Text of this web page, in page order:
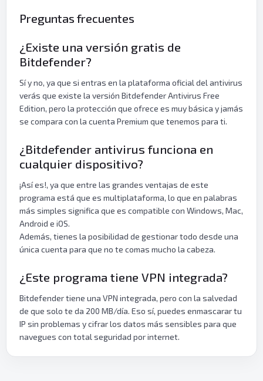
Preguntas frecuentes
¿Existe una versión gratis de
Bitdefender?
Sí y no, ya que si entras en la plataforma oficial del antivirus
verás que existe la versión Bitdefender Antivirus Free
Edition, pero la protección que ofrece es muy básica y jamás
se compara con la cuenta Premium que tenemos para ti.
¿Bitdefender antivirus funciona en
cualquier dispositivo?
¡Así es!, ya que entre las grandes ventajas de este
programa está que es multiplataforma, lo que en palabras
más simples significa que es compatible con Windows, Mac,
Android e iOS.
Además, tienes la posibilidad de gestionar todo desde una
única cuenta para que no te comas mucho la cabeza.
¿Este programa tiene VPN integrada?
Bitdefender tiene una VPN integrada, pero con la salvedad
de que solo te da 200 MB/día. Eso sí, puedes enmascarar tu
IP sin problemas y cifrar los datos más sensibles para que
navegues con total seguridad por internet.